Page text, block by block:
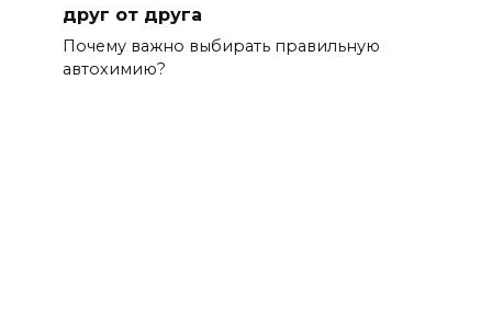
друг от друга
Почему важно выбирать правильную
автохимию?